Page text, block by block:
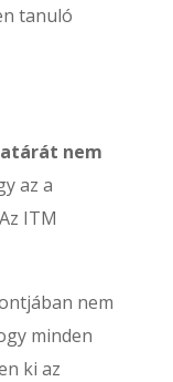
tanuló
nem
az a
ITM
nem
minden
ki az